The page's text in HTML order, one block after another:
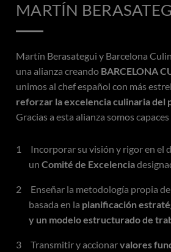
MARTÍN
Martín Berasategui y Barcelona
una alianza creando BARCELONA
unimos al chef español con más
reforzar la excelencia culinaria del
Gracias a esta alianza somos capaces
Incorporar su visión y rigor en el
un Comité de Excelencia
Enseñar la metodología propia
basada en la planificación
y un modelo estructurado de
Transmitir y accionarvalores